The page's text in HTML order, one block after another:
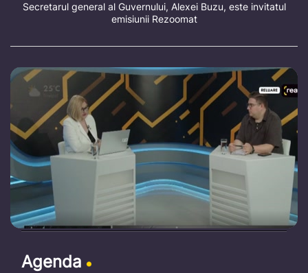
Secretarul general al Guvernului, Alexei Buzu, este invitatul
emisiunii Rezoomat
Agenda